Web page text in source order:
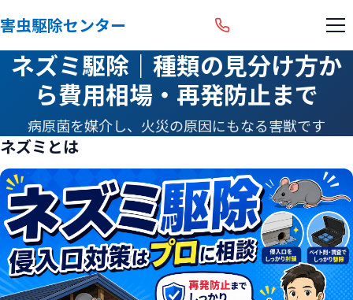
害虫駆除センター
ネズミ駆除｜種類の見分け方か
ら費用相場・再発防止まで
病原菌を媒介し、火災の原因にもなる害獣です
ネズミとは